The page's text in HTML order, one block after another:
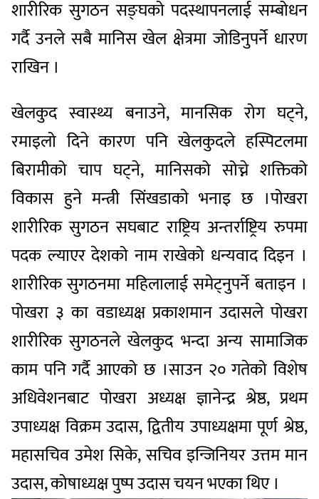
शारीरिक सुगठन सङ्घको पदस्थापनलाई सम्बोधन
गर्दै उनले सबै मानिस खेल क्षेत्रमा जोडिनुपर्ने धारण
राखिन ।
खेलकुद स्वास्थ्य बनाउने, मानसिक रोग घट्ने,
रमाइलो दिने कारण पनि खेलकुदले हस्पिटलमा
बिरामीको चाप घट्ने, मानिसको सोच्ने शक्तिको
विकास हुने मन्त्री सिंखडाकाे भनाइ छ ।पोखरा
शारीरिक सुगठन सघबाट राष्ट्रिय अन्तर्राष्ट्रिय रुपमा
पदक ल्याएर देशको नाम राखेको धन्यवाद दिइन ।
शारीरिक सुगठनमा महिलालाई समेट्नुपर्ने बताइन ।
पोखरा ३ का वडाध्यक्ष प्रकाशमान उदासले पोखरा
शारीरिक सुगठनले खेलकुद भन्दा अन्य सामाजिक
काम पनि गर्दै आएको छ ।साउन २० गतेको विशेष
अधिवेशनबाट पोखरा अध्यक्ष ज्ञानेन्द्र श्रेष्ठ, प्रथम
उपाध्यक्ष विक्रम उदास, द्वितीय उपाध्यक्षमा पूर्ण श्रेष्ठ,
महासचिव उमेश सिके, सचिव इन्जिनियर उत्तम मान
उदास, कोषाध्यक्ष पुष्प उदास चयन भएका थिए ।